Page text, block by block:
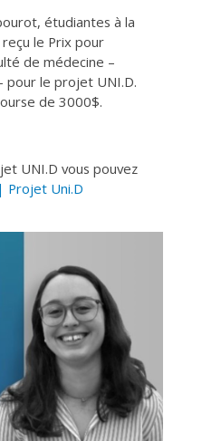
étudiantes à la
le Prix pour
de médecine –
pour le projet UNI.D.
de 3000$.
UNI.D vous pouvez
Projet Uni.D